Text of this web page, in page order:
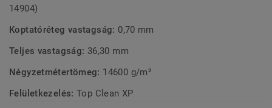
14904)
Koptatóréteg vastagság: 0,70 mm
Teljes vastagság: 36,30 mm
Négyzetmétertömeg: 14600 g/m²
Felületkezelés:Top Clean XP